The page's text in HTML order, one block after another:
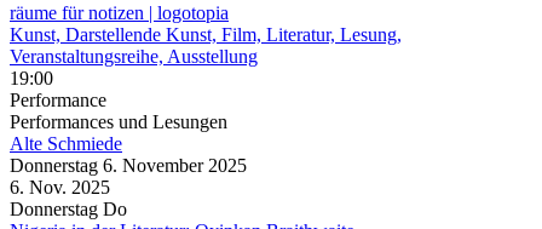
räume für notizen | logotopia
Kunst, Darstellende Kunst, Film, Literatur, Lesung,
Veranstaltungsreihe, Ausstellung
19:00
Performance
Performances und Lesungen
Alte Schmiede
Donnerstag 6. November 2025
6. Nov. 2025
Donnerstag Do